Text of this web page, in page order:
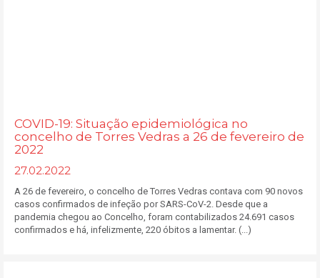
COVID-19: Situação epidemiológica no
concelho de Torres Vedras a 26 de fevereiro de
2022
27.02.2022
A 26 de fevereiro, o concelho de Torres Vedras contava com 90 novos
casos confirmados de infeção por SARS-CoV-2. Desde que a
pandemia chegou ao Concelho, foram contabilizados 24.691 casos
confirmados e há, infelizmente, 220 óbitos a lamentar. (...)